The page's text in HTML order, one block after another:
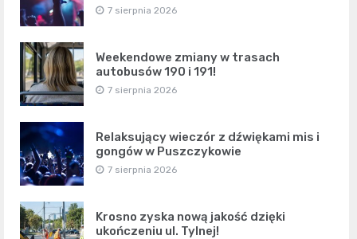
7 sierpnia 2026
Weekendowe zmiany w trasach
autobusów 190 i 191!
7 sierpnia 2026
Relaksujący wieczór z dźwiękami mis i
gongów w Puszczykowie
7 sierpnia 2026
Krosno zyska nową jakość dzięki
ukończeniu ul. Tylnej!